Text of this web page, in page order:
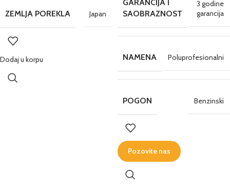
ZEMLJA POREKLA Japan
Dodaj u korpu
GARANCIJA I
SAOBRAZNOST
3 godine
garancija
NAMENA Poluprofesionalni
POGON Benzinski
Pozovite nas